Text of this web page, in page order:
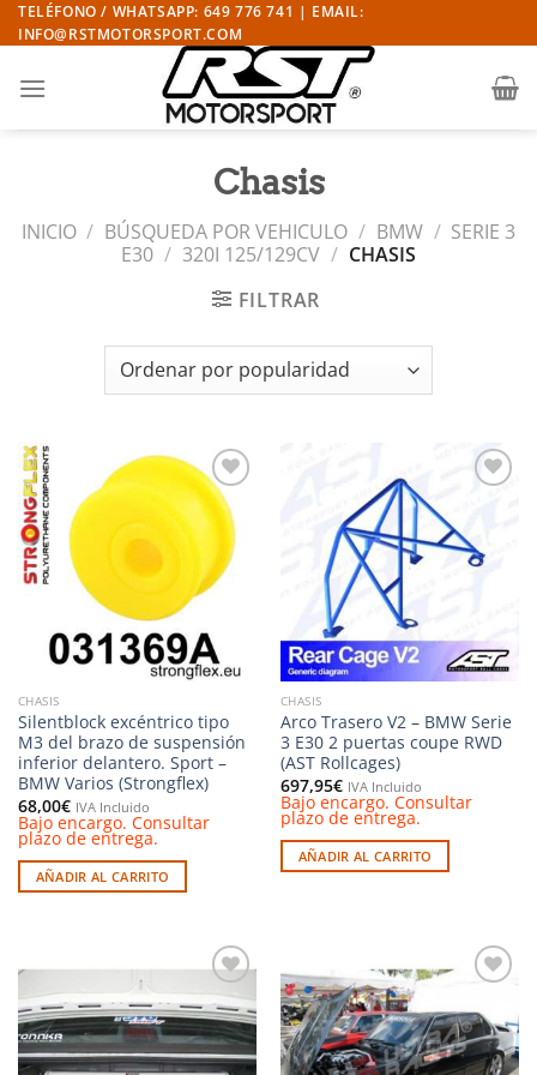
Saltar
al
TELÉFONO / WHATSAPP: 649 776 741 | EMAIL:
INFO@RSTMOTORSPORT.COM
Chasis
INICIO / BÚSQUEDA POR VEHICULO / BMW / SERIE 3
E30 / 320I 125/129CV / CHASIS
FILTRAR
Añadir
a la
deseos
CHASIS
Silentblock excéntrico tipo
M3 del brazo de suspensión
inferior delantero. Sport –
BMW Varios (Strongflex)
68,00€ IVA Incluido
Bajo encargo. Consultar
plazo de entrega.
AÑADIR AL CARRITO
lista de
deseos
CHASIS
Arco Trasero V2 – BMW Serie
3 E30 2 puertas coupe RWD
(AST Rollcages)
697,95€ IVA Incluido
Bajo encargo. Consultar
plazo de entrega.
AÑADIR AL CARRITO
Añadir
a la
lista de
deseos
a la
lista de
deseos